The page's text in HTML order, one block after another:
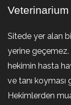
Veterinarium
Sitede yer alan
yerine geçemez.
hekimin hasta
ve tanı koyması
Hekimlerden